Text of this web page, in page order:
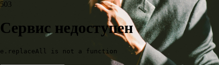
503
Сервис недоступен
e.replaceAll is not a function